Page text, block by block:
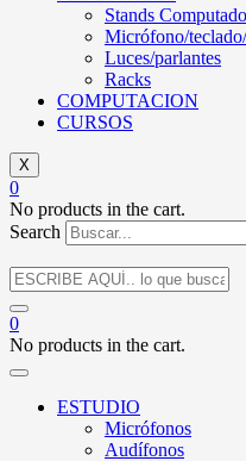
Stands
Micrófono/
Luces/parlantes
Racks
COMPUTACION
CURSOS
X
0
No products in the cart.
Search
0
No products in the cart.
ESTUDIO
Micrófonos
Audífonos